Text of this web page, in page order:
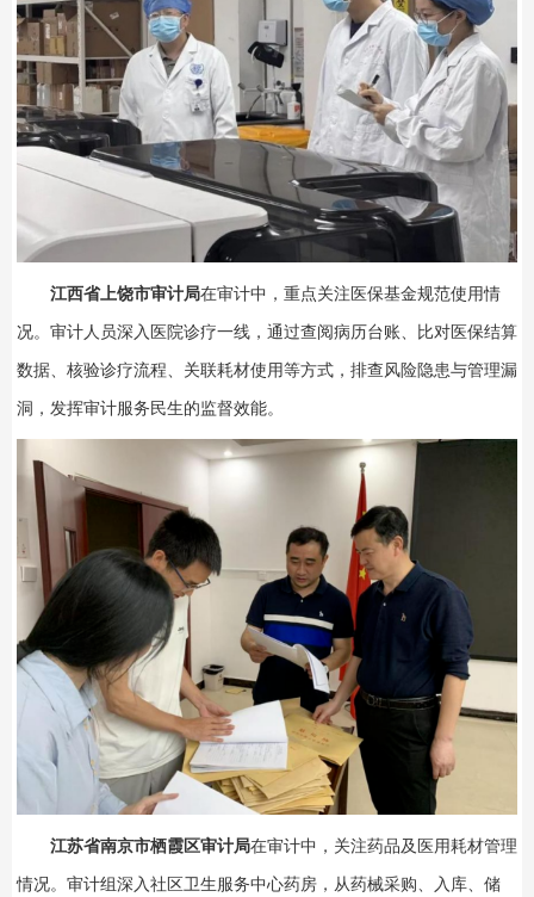
江西省上饶市审计局在审计中，重点关注医保基金规范使用情
况。审计人员深入医院诊疗一线，通过查阅病历台账、比对医保结算
数据、核验诊疗流程、关联耗材使用等方式，排查风险隐患与管理漏
洞，发挥审计服务民生的监督效能。
江苏省南京市栖霞区审计局在审计中，关注药品及医用耗材管理
情况。审计组深入社区卫生服务中心药房，从药械采购、入库、储